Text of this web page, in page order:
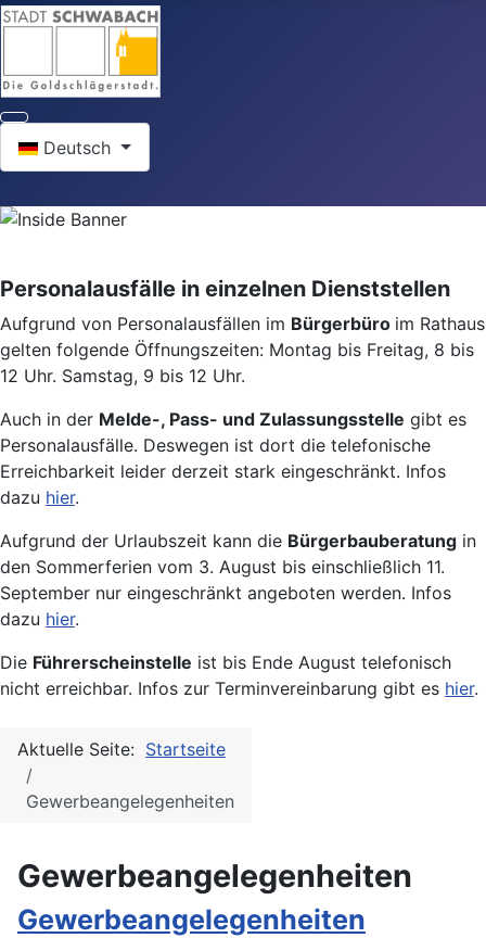
Deutsch
Personalausfälle in einzelnen Dienststellen
Aufgrund von Personalausfällen im Bürgerbüro im Rathaus
gelten folgende Öffnungszeiten: Montag bis Freitag, 8 bis
12 Uhr. Samstag, 9 bis 12 Uhr.
Auch in der Melde-, Pass- und Zulassungsstelle gibt es
Personalausfälle. Deswegen ist dort die telefonische
Erreichbarkeit leider derzeit stark eingeschränkt. Infos
dazu hier.
Aufgrund der Urlaubszeit kann die Bürgerbauberatung in
den Sommerferien vom 3. August bis einschließlich 11.
September nur eingeschränkt angeboten werden. Infos
dazu hier.
Die Führerscheinstelle ist bis Ende August telefonisch
nicht erreichbar. Infos zur Terminvereinbarung gibt es hier.
Aktuelle Seite: Startseite
Gewerbeangelegenheiten
Gewerbeangelegenheiten
Gewerbeangelegenheiten